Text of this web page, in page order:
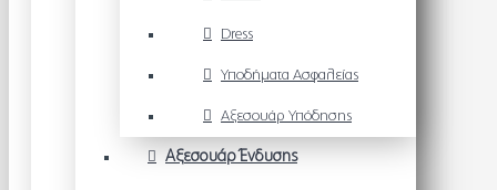
Dress
Υποδήματα Ασφαλείας
Αξεσουάρ Υπόδησης
Αξεσουάρ Ένδυσης